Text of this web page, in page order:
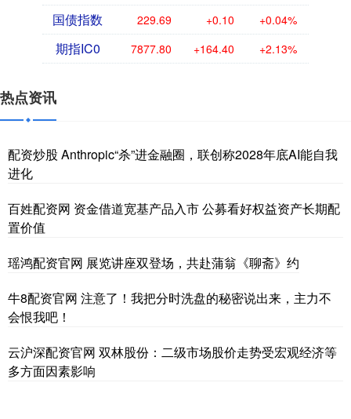
国债指数 229.69 +0.10 +0.04%
期指IC0 7877.80 +164.40 +2.13%
热点资讯
配资炒股 Anthropic“杀”进金融圈，联创称2028年底AI能自我
进化
百姓配资网 资金借道宽基产品入市 公募看好权益资产长期配
置价值
瑶鸿配资官网 展览讲座双登场，共赴蒲翁《聊斋》约
牛8配资官网 注意了！我把分时洗盘的秘密说出来，主力不
会恨我吧！
云沪深配资官网 双林股份：二级市场股价走势受宏观经济等
多方面因素影响